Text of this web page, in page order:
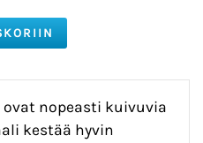
ovat nopeasti kuivuvia
kestää hyvin